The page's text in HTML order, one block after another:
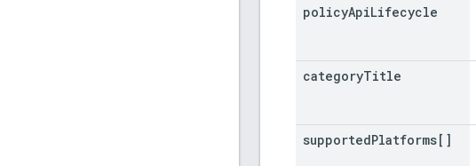
policyApiLifecycle
categoryTitle
supportedPlatforms[]